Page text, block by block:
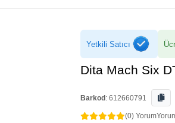
Yetkili Satıcı
Dita Mach Six
Barkod : 612660791
(0) Yorum